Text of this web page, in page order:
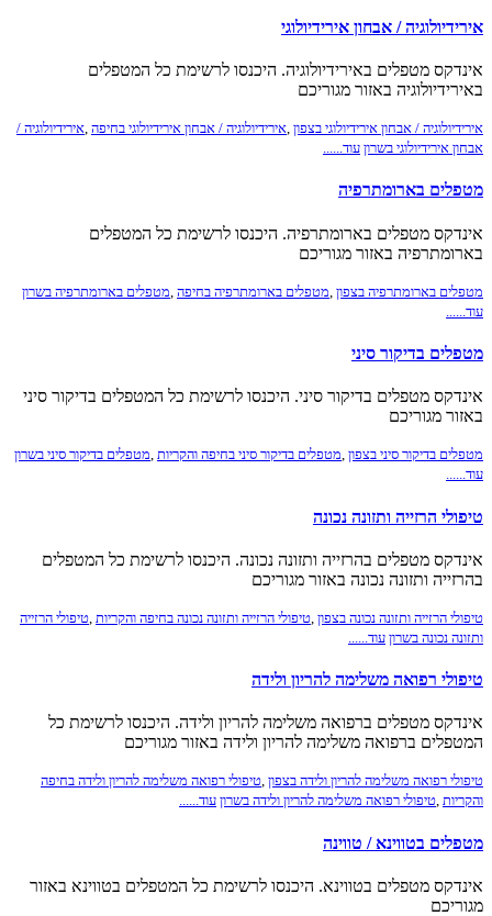
אירידיולוגיה / אבחון אירידיולוגי
אינדקס מטפלים באירידיולוגיה. היכנסו לרשימת כל המטפלים
באירידיולוגיה באזור מגוריכם
אירידיולוגיה / אבחון אירידיולוגי בצפון ,אירידיולוגיה / אבחון אירידיולוגי בחיפה ,אירידיולוגיה /
אבחון אירידיולוגי בשרון עוד......
מטפלים בארומתרפיה
אינדקס מטפלים בארומתרפיה. היכנסו לרשימת כל המטפלים
בארומתרפיה באזור מגוריכם
מטפלים בארומתרפיה בצפון מטפלים בארומתרפיה בחיפה מטפלים בארומתרפיה בשרון
עוד......
מטפלים בדיקור סיני
אינדקס מטפלים בדיקור סיני. היכנסו לרשימת כל המטפלים בדיקור סיני
באזור מגוריכם
מטפלים בדיקור סיני בצפון ,מטפלים בדיקור סיני בחיפה והקריות ,מטפלים בדיקור סיני בשרון
עוד......
טיפולי הרזייה ותזונה נכונה
אינדקס מטפלים בהרזייה ותזונה נכונה. היכנסו לרשימת כל המטפלים
בהרזייה ותזונה נכונה באזור מגוריכם
טיפולי הרזייה ותזונה נכונה בצפון טיפולי הרזייה ותזונה נכונה בחיפה והקריות טיפולי הרזייה
ותזונה נכונה בשרון עוד......
טיפולי רפואה משלימה להריון ולידה
אינדקס מטפלים ברפואה משלימה להריון ולידה. היכנסו לרשימת כל
המטפלים ברפואה משלימה להריון ולידה באזור מגוריכם
טיפולי רפואה משלימה להריון ולידה בצפון ,טיפולי רפואה משלימה להריון ולידה בחיפה
והקריות ,טיפולי רפואה משלימה להריון ולידה בשרון עוד......
מטפלים בטווינא / טווינה
אינדקס מטפלים בטווינא. היכנסו לרשימת כל המטפלים בטווינא באזור
מגוריכם